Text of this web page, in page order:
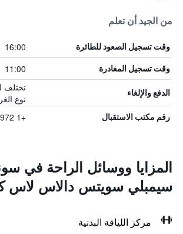
من الجيد أن تعلم
وقت تسجيل الصعود للطائرة 16:00
وقت تسجيل المغادرة 11:00
الدفع والإلغاء
تختلف
نوع
رقم مكتب الاستقبال +1 972 714 9990
المزايا ووسائل الراحة في
سيمبلي سويتس دالاس لاس
مركز اللياقة البدنية